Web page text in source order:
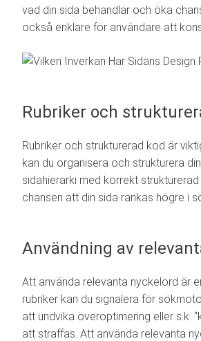
vad din sida behandlar och öka
också enklare för användare att
Rubriker och
Rubriker och strukturerad kod är
kan du organisera och strukturera
sidahierarki med korrekt
chansen att din sida rankas högre i
Användning av
Att använda relevanta nyckelord är
rubriker kan du signalera för
att undvika överoptimering eller s.k.
att straffas. Att använda relevanta